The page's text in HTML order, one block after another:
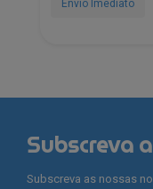
Envio Imediato
Subscreva
Subscreva as nossas